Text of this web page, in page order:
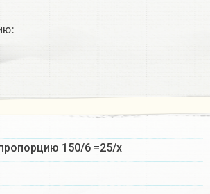
150/6 =25/x​